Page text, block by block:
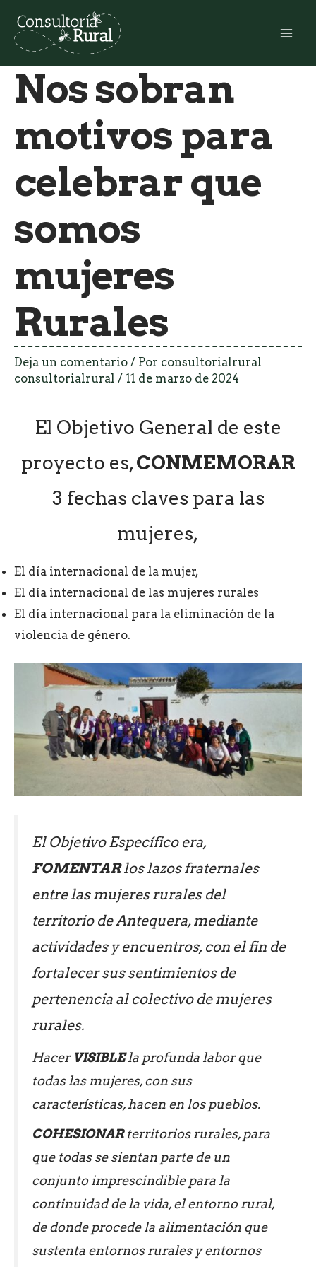
contenido
Nos sobran
motivos para
celebrar que
somos
mujeres
Rurales
Deja un comentario / Por consultorialrural
consultorialrural / 11 de marzo de 2024
El Objetivo General de este
proyecto es,CONMEMORAR
3 fechas claves para las
mujeres,
El día internacional de la mujer,
El día internacional de las mujeres rurales
El día internacional para la eliminación de la
violencia de género.
El Objetivo Específico era,
FOMENTARlos lazos fraternales
entre las mujeres rurales del
territorio de Antequera, mediante
actividades y encuentros, con el fin de
fortalecer sus sentimientos de
pertenencia al colectivo de mujeres
rurales.
Hacer VISIBLEla profunda labor que
todas las mujeres, con sus
características, hacen en los pueblos.
COHESIONARterritorios rurales, para
que todas se sientan parte de un
conjunto imprescindible para la
continuidad de la vida, el entorno rural,
de donde procede la alimentación que
sustenta entornos rurales y entornos